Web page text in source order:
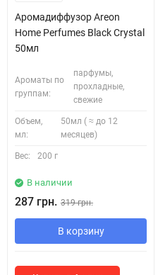
Аромадиффузор Areon
Home Perfumes Black Crystal
50мл
Ароматы по
группам:
парфумы,
прохладные,
свежие
Объем,
мл:
50мл ( ≈ до 12
месяцев)
Вес: 200 г
В наличии
287 грн. 319 грн.
В корзину